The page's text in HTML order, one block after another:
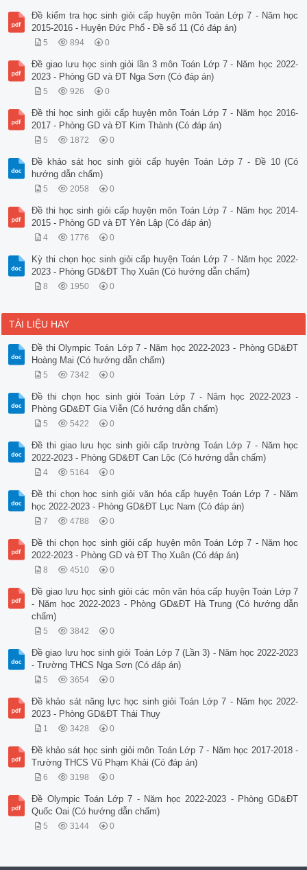
Đề kiểm tra học sinh giỏi cấp huyện môn Toán Lớp 7 - Năm học
2015-2016 - Huyện Đức Phổ - Đề số 11 (Có đáp án)
5 894 0
Đề giao lưu học sinh giỏi lần 3 môn Toán Lớp 7 - Năm học 2022-
2023 - Phòng GD và ĐT Nga Sơn (Có đáp án)
5 926 0
Đề thi học sinh giỏi cấp huyện môn Toán Lớp 7 - Năm học 2016-
2017 - Phòng GD và ĐT Kim Thành (Có đáp án)
5 1872 0
Đề khảo sát học sinh giỏi cấp huyện Toán Lớp 7 - Đề 10 (Có
hướng dẫn chấm)
5 2058 0
Đề thi học sinh giỏi cấp huyện môn Toán Lớp 7 - Năm học 2014-
2015 - Phòng GD và ĐT Yên Lập (Có đáp án)
4 1776 0
Kỳ thi chọn học sinh giỏi cấp huyện Toán Lớp 7 - Năm học 2022-
2023 - Phòng GD&ĐT Thọ Xuân (Có hướng dẫn chấm)
8 1950 0
TÀI LIỆU HAY
Đề thi Olympic Toán Lớp 7 - Năm học 2022-2023 - Phòng GD&ĐT
Hoàng Mai (Có hướng dẫn chấm)
5 7342 0
Đề thi chọn học sinh giỏi Toán Lớp 7 - Năm học 2022-2023 -
Phòng GD&ĐT Gia Viễn (Có hướng dẫn chấm)
5 5422 0
Đề thi giao lưu học sinh giỏi cấp trường Toán Lớp 7 - Năm học
2022-2023 - Phòng GD&ĐT Can Lộc (Có hướng dẫn chấm)
4 5164 0
Đề thi chọn học sinh giỏi văn hóa cấp huyện Toán Lớp 7 - Năm
học 2022-2023 - Phòng GD&ĐT Lục Nam (Có đáp án)
7 4788 0
Đề thi chọn học sinh giỏi cấp huyện môn Toán Lớp 7 - Năm học
2022-2023 - Phòng GD và ĐT Thọ Xuân (Có đáp án)
8 4510 0
Đề giao lưu học sinh giỏi các môn văn hóa cấp huyện Toán Lớp 7
- Năm học 2022-2023 - Phòng GD&ĐT Hà Trung (Có hướng dẫn
chấm)
5 3842 0
Đề giao lưu học sinh giỏi Toán Lớp 7 (Lần 3) - Năm học 2022-2023
- Trường THCS Nga Sơn (Có đáp án)
5 3654 0
Đề khảo sát năng lực học sinh giỏi Toán Lớp 7 - Năm học 2022-
2023 - Phòng GD&ĐT Thái Thụy
1 3428 0
Đề khảo sát học sinh giỏi môn Toán Lớp 7 - Năm học 2017-2018 -
Trường THCS Vũ Phạm Khải (Có đáp án)
6 3198 0
Đề Olympic Toán Lớp 7 - Năm học 2022-2023 - Phòng GD&ĐT
Quốc Oai (Có hướng dẫn chấm)
5 3144 0